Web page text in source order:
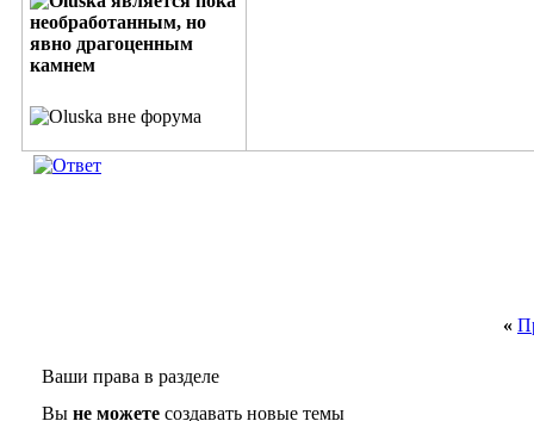
«
Ваши права в разделе
Вы не можете создавать новые темы